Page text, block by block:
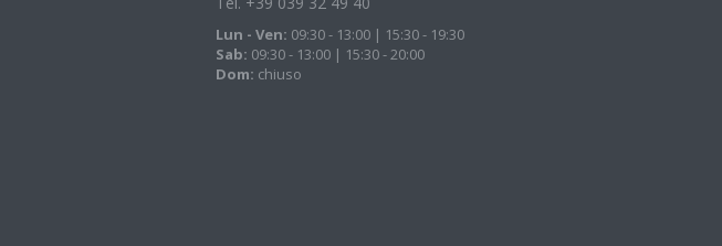
Lun - Ven: 09:30 - 13:00 | 15:30 - 19:30
Sab: 09:30 - 13:00 | 15:30 - 20:00
Dom: chiuso